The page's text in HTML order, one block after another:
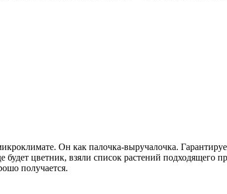
Он как палочка-выручалочка.
цветник, взяли список растений подходящего
получается.